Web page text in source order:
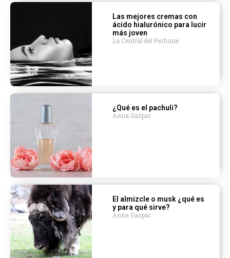
Las mejores cremas con
ácido hialurónico para lucir
más joven
La Central del Perfume
¿Qué es el pachuli?
Anna Gaspar
El almizcle o musk ¿qué es
y para qué sirve?
Anna Gaspar